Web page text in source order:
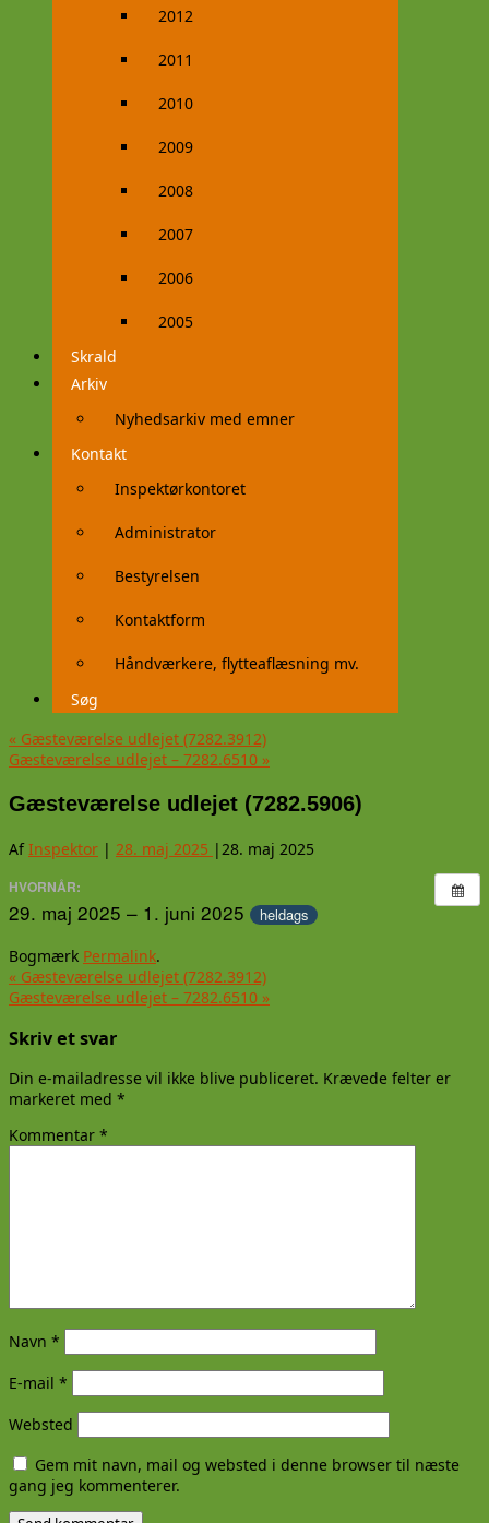
2012
2011
2010
2009
2008
2007
2006
2005
Skrald
Arkiv
Nyhedsarkiv med emner
Kontakt
Inspektørkontoret
Administrator
Bestyrelsen
Kontaktform
Håndværkere, flytteaflæsning mv.
Søg
« Gæsteværelse udlejet (7282.3912)
Gæsteværelse udlejet – 7282.6510 »
Gæsteværelse udlejet (7282.5906)
AfInspektor | 28. maj 2025 | 28. maj 2025
HVORNÅR:
29. maj 2025 – 1. juni 2025 heldags
Bogmærk Permalink.
« Gæsteværelse udlejet (7282.3912)
Gæsteværelse udlejet – 7282.6510 »
Skriv et svar
Din e-mailadresse vil ikke blive publiceret. Krævede felter er
markeret med *
Kommentar *
Navn *
E-mail *
Websted
Gem mit navn, mail og websted i denne browser til næste
gang jeg kommenterer.